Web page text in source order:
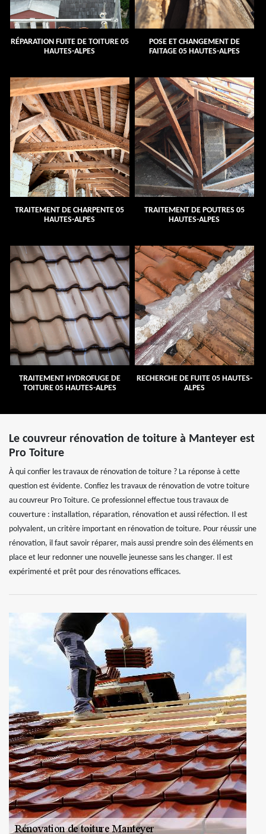
RÉPARATION FUITE DE TOITURE 05
HAUTES-ALPES
POSE ET CHANGEMENT DE
FAITAGE 05 HAUTES-ALPES
TRAITEMENT DE CHARPENTE 05
HAUTES-ALPES
TRAITEMENT DE POUTRES 05
HAUTES-ALPES
TRAITEMENT HYDROFUGE DE
TOITURE 05 HAUTES-ALPES
RECHERCHE DE FUITE 05 HAUTES-
ALPES
Le couvreur rénovation de toiture à Manteyer est
Pro Toiture
À qui confier les travaux de rénovation de toiture ? La réponse à cette
question est évidente. Confiez les travaux de rénovation de votre toiture
au couvreur Pro Toiture. Ce professionnel effectue tous travaux de
couverture : installation, réparation, rénovation et aussi réfection. Il est
polyvalent, un critère important en rénovation de toiture. Pour réussir une
rénovation, il faut savoir réparer, mais aussi prendre soin des éléments en
place et leur redonner une nouvelle jeunesse sans les changer. Il est
expérimenté et prêt pour des rénovations efficaces.